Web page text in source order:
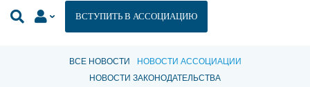
ВСТУПИТЬ В АССОЦИАЦИЮ
ВСЕ НОВОСТИ
НОВОСТИ АССОЦИАЦИИ
НОВОСТИ ЗАКОНОДАТЕЛЬСТВА